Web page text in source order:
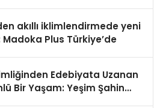
akıllı iklimlendirmede yeni
Plus Türkiye’de
Edebiyata Uzanan
Bir Yaşam: Yeşim Şahin